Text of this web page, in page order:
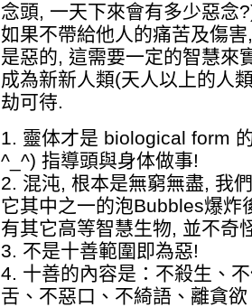
念頭, 一天下來會有多少惡念
如果不帶給他人的痛苦及傷
是惡的, 這需要一定的智慧來
成為新新人類(天人以上的人
劫可待.
1. 靈体才是 biological form
^_^) 指導頭與身体做事!
2. 混沌, 根本是無窮無盡, 我
它其中之一的泡Bubbles爆炸
有其它高等智慧生物, 並不奇
3. 不是十善範圍即為惡!
4. 十善的內容是：不殺生、
舌、不惡口、不綺語、離貪